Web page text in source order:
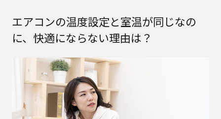
エアコンの温度設定と室温が同じなの
に、快適にならない理由は？